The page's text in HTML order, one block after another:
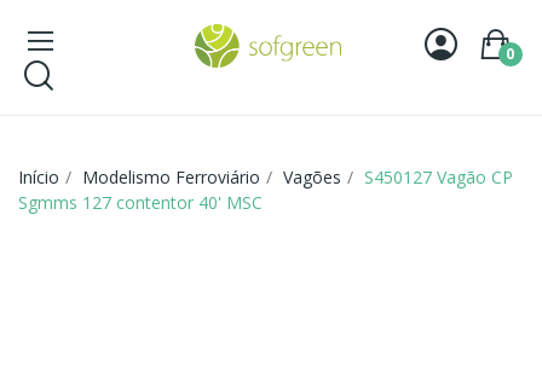
0
Início Modelismo Ferroviário Vagões
S450127 Vagão CP
Sgmms 127 contentor 40' MSC